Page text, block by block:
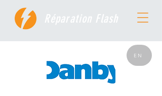
Réparation Flash
EN